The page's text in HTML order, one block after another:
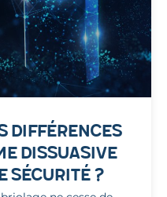
DIFFÉRENCES
DISSUASIVE
SÉCURITÉ ?